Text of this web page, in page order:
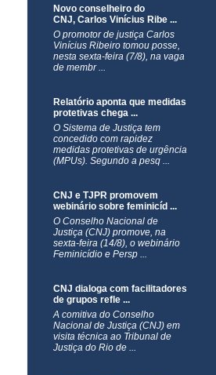
Novo conselheiro do
CNJ, Carlos Vinícius Ribe ...
O promotor de justiça Carlos
Vinícius Ribeiro tomou posse,
nesta sexta-feira (7/8), na vaga
de membr ...
Relatório aponta que medidas
protetivas chega ...
O Sistema de Justiça tem
concedido com rapidez
medidas protetivas de urgência
(MPUs). Segundo a pesq ...
CNJ e TJPR promovem
webinário sobre feminicíd ...
O Conselho Nacional de
Justiça (CNJ) promove, na
sexta-feira (14/8), o webinário
Feminicídio e Persp ...
CNJ dialoga com facilitadores
de grupos refle ...
A comitiva do Conselho
Nacional de Justiça (CNJ) em
visita técnica ao Tribunal de
Justiça do Rio de ...